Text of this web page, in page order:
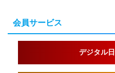
会員サービス
デジタル